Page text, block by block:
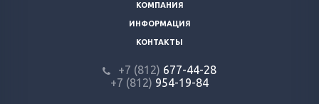
КОМПАНИЯ
ИНФОРМАЦИЯ
КОНТАКТЫ
+7 (812) 677-44-28
+7 (812) 954-19-84